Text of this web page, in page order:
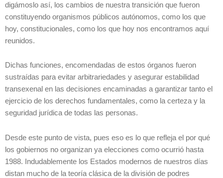
digámoslo así, los cambios de nuestra transición que fueron
constituyendo organismos públicos autónomos, como los que
hoy, constitucionales, como los que hoy nos encontramos aquí
reunidos.
Dichas funciones, encomendadas de estos órganos fueron
sustraídas para evitar arbitrariedades y asegurar estabilidad
transexenal en las decisiones encaminadas a garantizar tanto el
ejercicio de los derechos fundamentales, como la certeza y la
seguridad jurídica de todas las personas.
Desde este punto de vista, pues eso es lo que refleja el por qué
los gobiernos no organizan ya elecciones como ocurrió hasta
1988. Indudablemente los Estados modernos de nuestros días
distan mucho de la teoría clásica de la división de podres